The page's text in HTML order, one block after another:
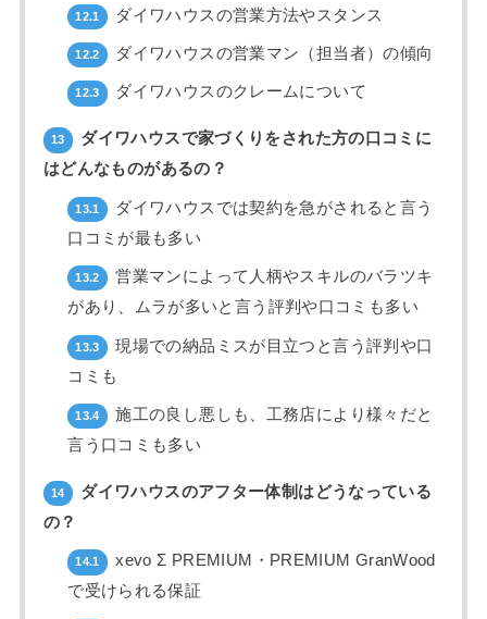
12.1 ダイワハウスの営業方法やスタンス
12.2 ダイワハウスの営業マン（担当者）の傾向
12.3 ダイワハウスのクレームについて
13
ダイワハウスで家づくりをされた方の口コミに
はどんなものがあるの？
13.1
ダイワハウスでは契約を急がされると言う
口コミが最も多い
13.2
営業マンによって人柄やスキルのバラツキ
があり、ムラが多いと言う評判や口コミも多い
13.3
現場での納品ミスが目立つと言う評判や口
コミも
13.4
施工の良し悪しも、工務店により様々だと
言う口コミも多い
14
ダイワハウスのアフター体制はどうなっている
の？
14.1
xevo Σ PREMIUM・PREMIUM GranWood
で受けられる保証